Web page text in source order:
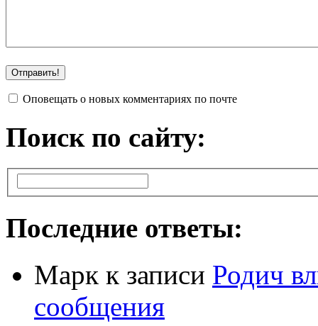
Оповещать о новых комментариях по почте
Поиск по сайту:
Последние ответы:
Марк к записи Родич
сообщения